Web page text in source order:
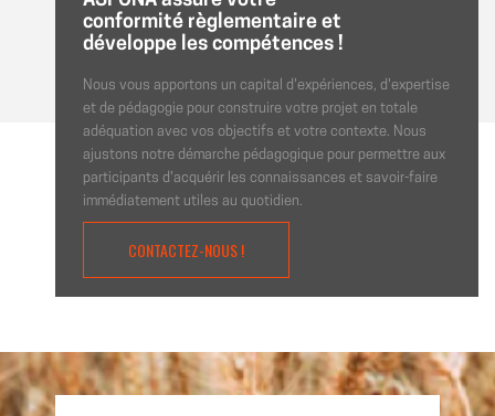
conformité règlementaire et
développe les compétences !
Nous vous apportons un capital d'expériences, d'expertise
et de pédagogie pour construire votre projet en totale
adéquation avec vos objectifs et votre contexte. Nous
ajustons notre démarche pédagogique pour permettre aux
participants d'acquérir les connaissances et savoir-faire
immédiatement utiles au quotidien.
CONTACTEZ-NOUS !